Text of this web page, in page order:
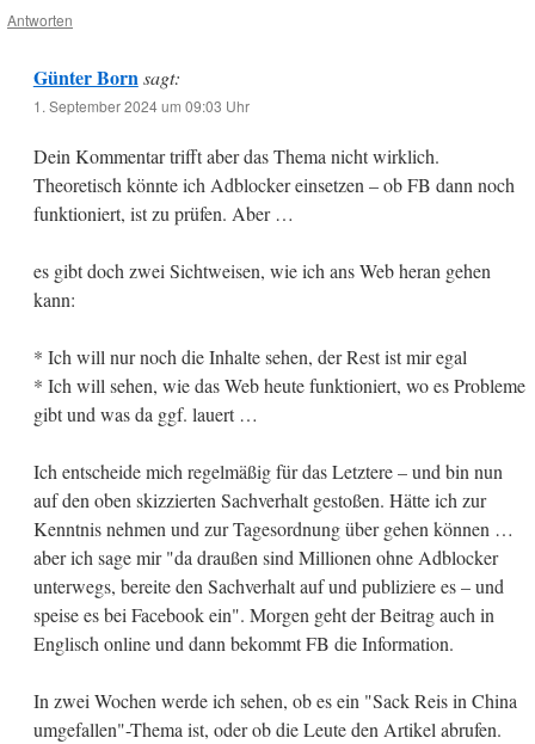
Antworten
Günter Born sagt:
1. September 2024 um 09:03 Uhr
Dein Kommentar trifft aber das Thema nicht wirklich.
Theoretisch könnte ich Adblocker einsetzen – ob FB dann noch
funktioniert, ist zu prüfen. Aber …
es gibt doch zwei Sichtweisen, wie ich ans Web heran gehen
kann:
* Ich will nur noch die Inhalte sehen, der Rest ist mir egal
* Ich will sehen, wie das Web heute funktioniert, wo es Probleme
gibt und was da ggf. lauert …
Ich entscheide mich regelmäßig für das Letztere – und bin nun
auf den oben skizzierten Sachverhalt gestoßen. Hätte ich zur
Kenntnis nehmen und zur Tagesordnung über gehen können …
aber ich sage mir "da draußen sind Millionen ohne Adblocker
unterwegs, bereite den Sachverhalt auf und publiziere es – und
speise es bei Facebook ein". Morgen geht der Beitrag auch in
Englisch online und dann bekommt FB die Information.
In zwei Wochen werde ich sehen, ob es ein "Sack Reis in China
umgefallen"-Thema ist, oder ob die Leute den Artikel abrufen.